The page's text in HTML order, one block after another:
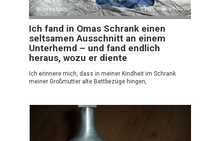
Interessant 0 359
Ich fand in Omas Schrank einen
seltsamen Ausschnitt an einem
Unterhemd – und fand endlich
heraus, wozu er diente
Ich erinnere mich, dass in meiner Kindheit im Schrank
meiner Großmutter alte Bettbezüge hingen,